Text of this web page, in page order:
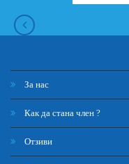
За нас
Как да стана член ?
Отзиви